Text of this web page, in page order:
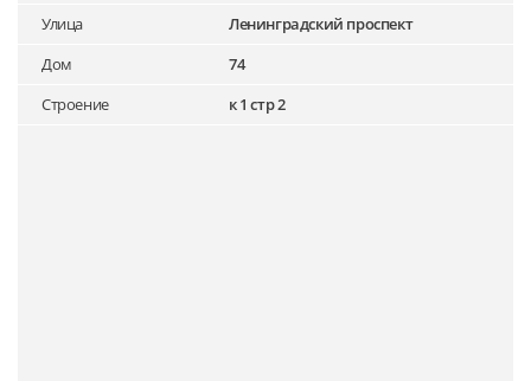
Улица
Ленинградский проспект
Дом
74
Строение
к 1 стр 2